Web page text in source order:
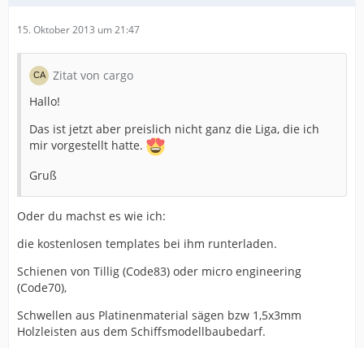
15. Oktober 2013 um 21:47
Zitat von cargo
Hallo!
Das ist jetzt aber preislich nicht ganz die Liga, die ich
mir vorgestellt hatte.
Gruß
Oder du machst es wie ich:
die kostenlosen templates bei ihm runterladen.
Schienen von Tillig (Code83) oder micro engineering
(Code70),
Schwellen aus Platinenmaterial sägen bzw 1,5x3mm
Holzleisten aus dem Schiffsmodellbaubedarf.